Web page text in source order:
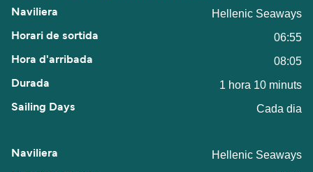
Hellenic Seaways
06:55
08:05
1 hora 10 minuts
Cada dia
Hellenic Seaways